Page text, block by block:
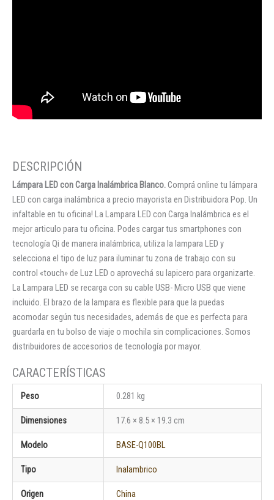
Lámpara LED con Carga Inalámbrica Blanco.Comprá online tu lámpara
LED con carga inalámbrica a precio mayorista en Distribuidora Pop. Un
infaltable en tu oficina! La Lampara LED con Carga Inalámbrica es el
mejor articulo para tu oficina. Podes cargar tus smartphones con
tecnología Qi de manera inalámbrica, utiliza la lampara LED y
selecciona el tipo de luz para iluminar tu zona de trabajo con su
control «touch» de Luz LED o aprovechá su lapicero para organizarte.
La Lampara LED se recarga con su cable USB- Micro USB que viene
incluido. El brazo de la lampara es flexible para que la puedas
acomodar según tus necesidades, además de que es perfecta para
guardarla en tu bolso de viaje o mochila sin complicaciones. Somos
distribuidores de accesorios de tecnología por mayor.
Peso 0.281 kg
Dimensiones 17.6 × 8.5 × 19.3 cm
Modelo BASE-Q100BL
Tipo Inalambrico
Origen China